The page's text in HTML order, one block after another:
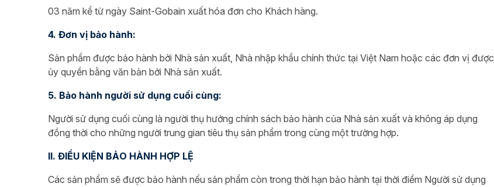
03 năm kể từ ngày Saint-Gobain xuất hóa đơn cho Khách hàng.
4. Đơn vị bảo hành:
Sản phẩm được bảo hành bởi Nhà sản xuất, Nhà nhập khẩu chính thức tại Việt Nam hoặc các đơn vị được
ủy quyền bằng văn bản bởi Nhà sản xuất.
5. Bảo hành người sử dụng cuối cùng:
Người sử dụng cuối cùng là người thụ hưởng chính sách bảo hành của Nhà sản xuất và không áp dụng
đồng thời cho những người trung gian tiêu thụ sản phẩm trong cùng một trường hợp.
II. ĐIỀU KIỆN BẢO HÀNH HỢP LỆ
Các sản phẩm sẽ được bảo hành nếu sản phẩm còn trong thời hạn bảo hành tại thời điểm Người sử dụng